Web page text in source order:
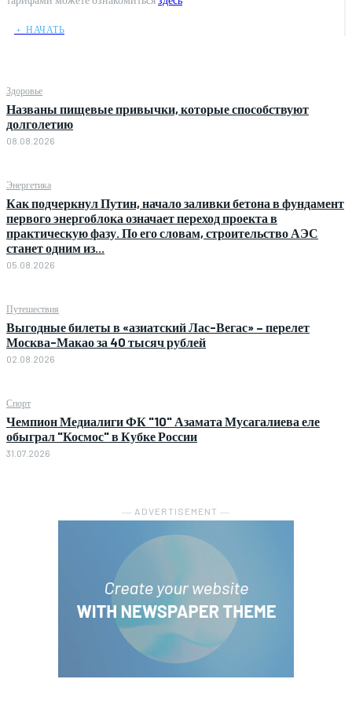
﹢ НАЧАТЬ
Здоровье
Названы пищевые привычки, которые способствуют
долголетию
08.08.2026
Энергетика
Как подчеркнул Путин, начало заливки бетона в фундамент
первого энергоблока означает переход проекта в
практическую фазу. По его словам, строительство АЭС
станет одним из...
05.08.2026
Путешествия
Выгодные билеты в «азиатский Лас-Вегас» – перелет
Москва-Макао за 40 тысяч рублей
02.08.2026
Спорт
Чемпион Медиалиги ФК "10" Азамата Мусагалиева еле
обыграл "Космос" в Кубке России
31.07.2026
― ADVERTISEMENT ―